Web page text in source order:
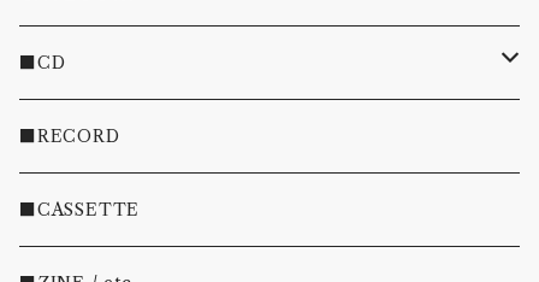
■CD
・INDIE
・EMO/PUNK/POST HC
■RECORD
■CASSETTE